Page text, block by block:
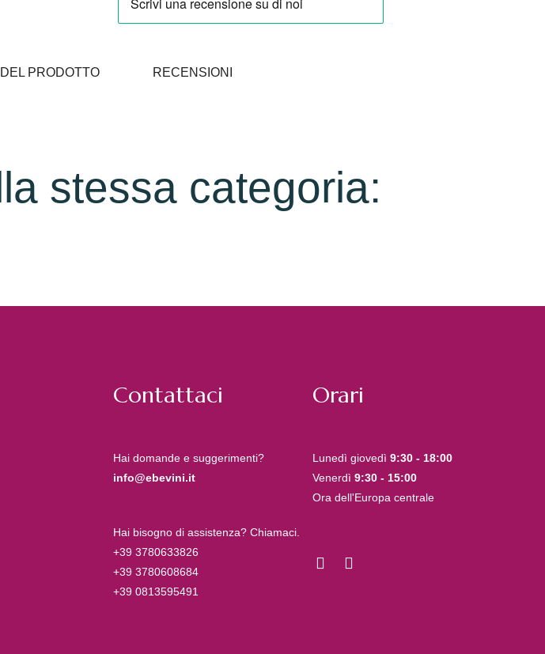
PRODOTTO RECENSIONI
stessa categoria:
Contattaci
Hai domande e suggerimenti?
info@ebevini.it
Hai bisogno di assistenza? Chiamaci.
+39 3780633826
+39 3780608684
+39 0813595491
Orari
Lunedì giovedì 9:30 - 18:00
Venerdì 9:30 - 15:00
Ora dell'Europa centrale